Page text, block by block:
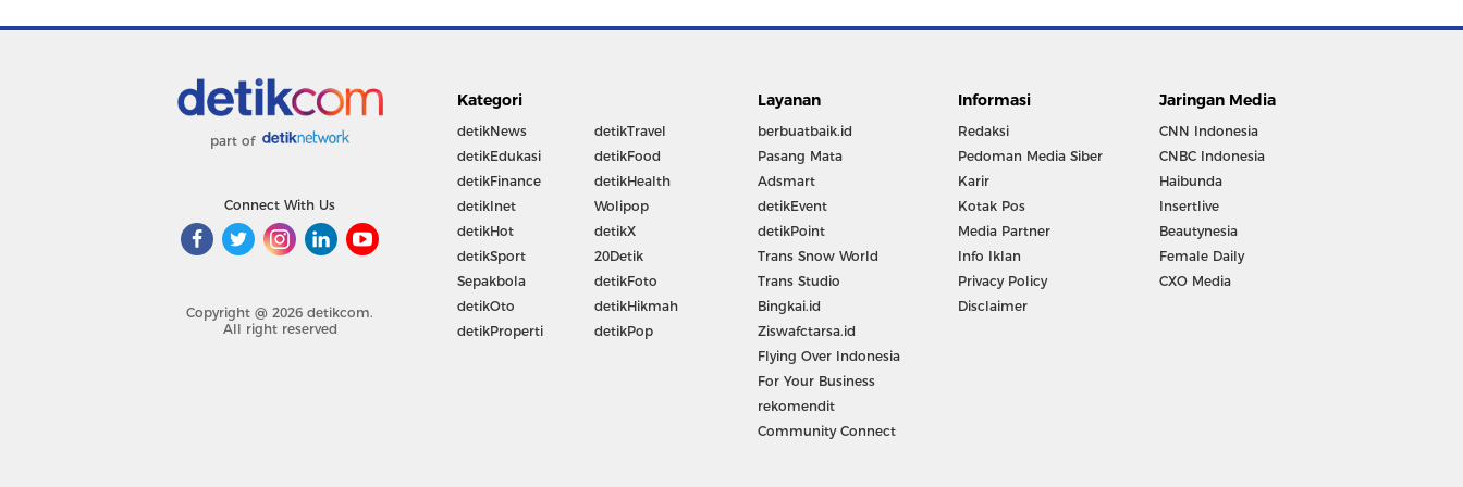
part of
Connect With Us
Copyright @ 2026 detikcom.
All right reserved
Kategori
detikNews
detikEdukasi
detikFinance
detikInet
detikHot
detikSport
Sepakbola
detikOto
detikProperti
detikTravel
detikFood
detikHealth
Wolipop
detikX
20Detik
detikFoto
detikHikmah
detikPop
Layanan
berbuatbaik.id
Pasang Mata
Adsmart
detikEvent
detikPoint
Trans Snow World
Trans Studio
Bingkai.id
Ziswafctarsa.id
Flying Over Indonesia
For Your Business
rekomendit
Community Connect
Informasi
Redaksi
Pedoman Media Siber
Karir
Kotak Pos
Media Partner
Info Iklan
Privacy Policy
Disclaimer
Jaringan Media
CNN Indonesia
CNBC Indonesia
Haibunda
Insertlive
Beautynesia
Female Daily
CXO Media